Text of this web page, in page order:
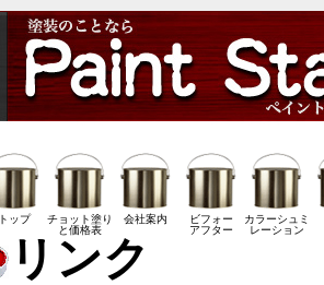
トップ
チョット塗り
と価格表
会社案内
ビフォー
アフター
カラーシュミ
レーション
リンク